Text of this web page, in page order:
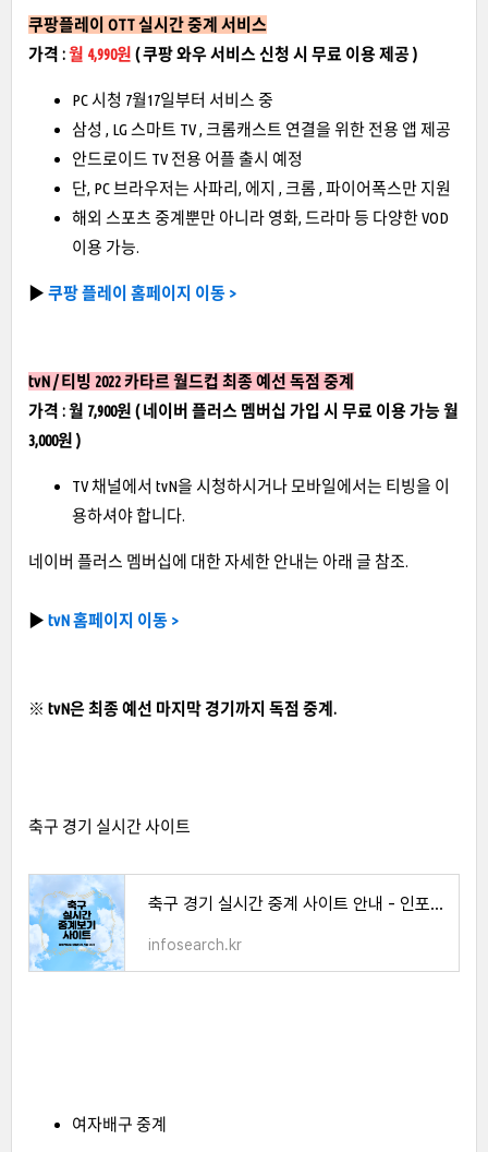
쿠팡플레이 OTT 실시간 중계 서비스
가격 :월 4,990원 ( 쿠팡 와우 서비스 신청 시 무료 이용 제공 )
PC 시청 7월17일부터 서비스 중
삼성 , LG 스마트 TV , 크롬캐스트 연결을 위한 전용 앱 제공
안드로이드 TV 전용 어플 출시 예정
단, PC 브라우저는 사파리, 에지 , 크롬 , 파이어폭스만 지원
해외 스포츠 중계뿐만 아니라 영화, 드라마 등 다양한 VOD
이용 가능.
▶ 쿠팡 플레이 홈페이지 이동 >
tvN / 티빙 2022 카타르 월드컵 최종 예선 독점 중계
가격 : 월 7,900원 ( 네이버 플러스 멤버십 가입 시 무료 이용 가능 월
3,000원 )
TV 채널에서 tvN을 시청하시거나 모바일에서는 티빙을 이
용하셔야 합니다.
네이버 플러스 멤버십에 대한 자세한 안내는 아래 글 참조.
▶ tvN 홈페이지 이동 >
※ tvN은 최종 예선 마지막 경기까지 독점 중계.
축구 경기 실시간 사이트
축구 경기 실시간 중계 사이트 안내 - 인포서치
infosearch.kr
여자배구 중계